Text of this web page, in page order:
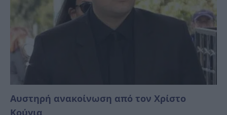
Αυστηρή ανακοίνωση από τον Χρίστο
Κούγια